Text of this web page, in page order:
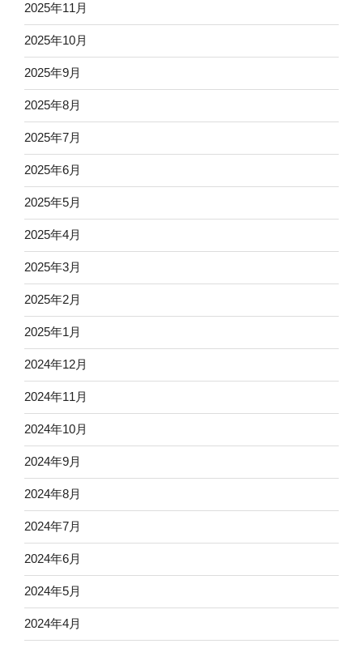
2025年11月
2025年10月
2025年9月
2025年8月
2025年7月
2025年6月
2025年5月
2025年4月
2025年3月
2025年2月
2025年1月
2024年12月
2024年11月
2024年10月
2024年9月
2024年8月
2024年7月
2024年6月
2024年5月
2024年4月